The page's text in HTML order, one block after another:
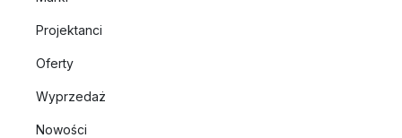
Projektanci
Oferty
Wyprzedaż
Nowości